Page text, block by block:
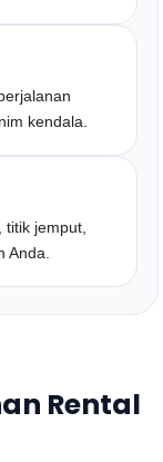
kendala.
jemput,
Anda.
Rental